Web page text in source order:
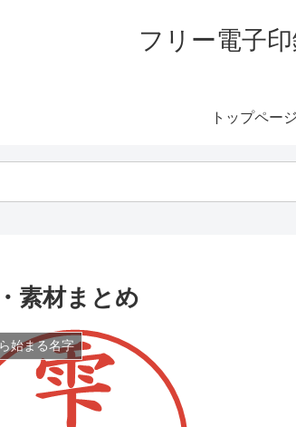
フリー電子
トップページ
素材まとめ
始まる名字